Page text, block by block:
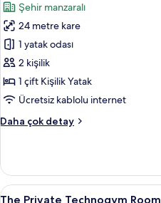
görün
at
5,000
won
per
person)
daha
fazla
Deluxe
Double
Room
(Breakfast
included
at
won
için
tüm
Şehir manzaralı
24 metre kare
1 yatak odası
2 kişilik
1 çift Kişilik Yatak
Ücretsiz kablolu internet
Daha çok detay
[Breakfast
Double
Room
(Breakfast
The8
The Private Technogym Room